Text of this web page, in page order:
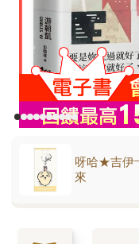
呀哈★吉伊
來